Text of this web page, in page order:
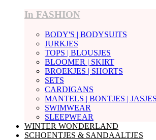
In FASHION
BODY'S | BODYSUITS
JURKJES
TOPS | BLOUSJES
BLOOMER | SKIRT
BROEKJES | SHORTS
SETS
CARDIGANS
MANTELS | BONTJES | JASJES
SWIMWEAR
SLEEPWEAR
WINTER WONDERLAND
SCHOENTJES & SANDAALTJES